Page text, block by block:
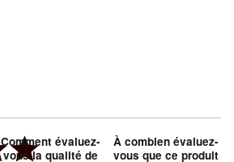
Comment évaluez-
vous la qualité de
À combien évaluez-
vous que ce produit